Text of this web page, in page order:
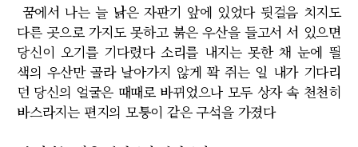
꿈에서 나는 늘 낡은 자판기 앞에 있었다 뒷걸음 치지도
다른 곳으로 가지도 못하고 붉은 우산을 들고서 서 있으면
당신이 오기를 기다렸다 소리를 내지는 못한 채 눈에 띌
색의 우산만 골라 날아가지 않게 꽉 쥐는 일 내가 기다리
던 당신의 얼굴은 때때로 바뀌었으나 모두 상자 속 천천히
바스라지는 편지의 모퉁이 같은 구석을 가졌다